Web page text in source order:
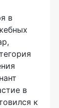
в
в
к